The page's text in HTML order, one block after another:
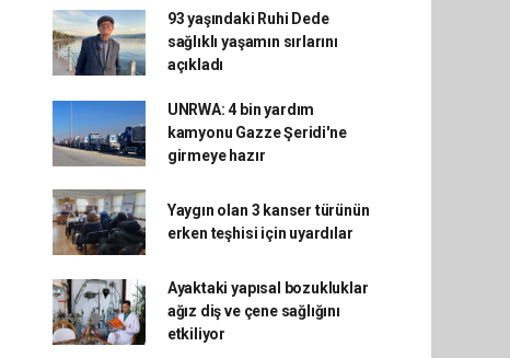
93 yaşındaki Ruhi Dede
sağlıklı yaşamın sırlarını
açıkladı
UNRWA: 4 bin yardım
kamyonu Gazze Şeridi'ne
girmeye hazır
Yaygın olan 3 kanser türünün
erken teşhisi için uyardılar
Ayaktaki yapısal bozukluklar
ağız diş ve çene sağlığını
etkiliyor